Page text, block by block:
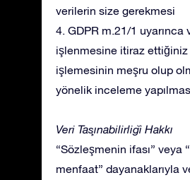
verilerin size gerekmesi
4. GDPR m.21/1 uyarınca
işlenmesine itiraz ettiğiniz
işlemesinin meşru olup
yönelik inceleme
Veri Taşınabilirliği Hakkı
“Sözleşmenin ifası” veya
menfaat” dayanaklarıyla